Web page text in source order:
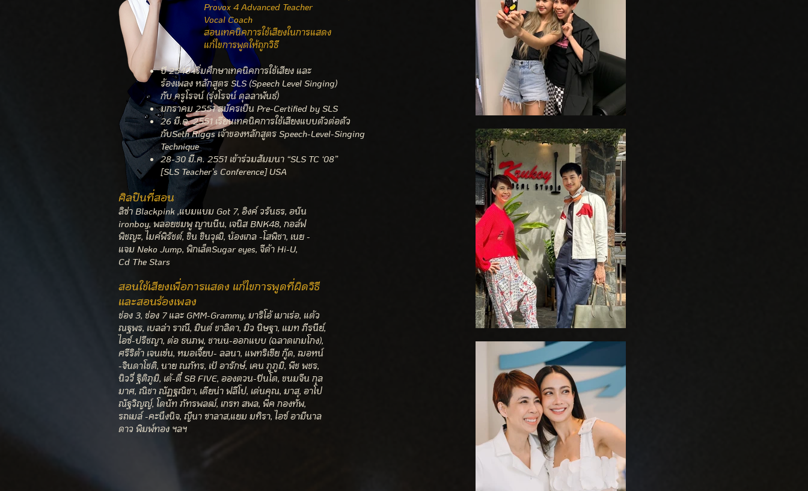
Provox 4 Advanced Teacher
Vocal Coach
สอนเทคนิคการใช้เสียงในการแสดง
แก้ไขการพูดให้ถูกวิธี
ปี 2540 เริ่มศึกษาเทคนิคการใช้เสียง และ
ร้องเพลง หลักสูตร SLS (Speech Level Singing)
กับ ครูโรจน์ (รุ่งโรจน์ ดุลลาพันธ์)
มกราคม 2551 สมัครเป็น Pre-Certified by SLS
26 มี.ค. 2551 เรียนเทคนิคการใช้เสียงแบบตัวต่อตัว
กับSeth Riggs เจ้าของหลักสูตร Speech-Level-Singing
Technique
28-30 มี.ค. 2551 เข้าร่วมสัมมนา “SLS TC ‘08”
[SLS Teacher’s Conference] USA
ศิลปินที่สอน
ลิซ่า Blackpink ,แบมแบม Got 7, อิงค์ วรันธร, อนัน
ironboy, พลอยชมพู ญานนีน, เจนิส BNK48, กอล์ฟ
พิชญะ, ไมค์พิรัชต์, ชิน ชินวุฒิ, น้องเกล -โสพิชา, เนย -
แจม Neko Jump, พิกเล็ตSugar eyes, จีด้า Hi-U,
Cd The Stars
สอนใช้เสียงเพื่อการแสดง แก้ไขการพูดที่ผิดวิธี
และสอนร้องเพลง
ช่อง 3, ช่อง 7 และ GMM-Grammy, มาริโอ้ เมาเร่อ, แต้ว
ณฐพร, เบลล่า ราณี, มินต์ ชาลิดา, มิว นิษฐา, แมท ภีรนีย์,
ไอซ์-ปรีชญา, ต่อ ธนภพ, ชานน-ออกแบบ (ฉลาดเกมโกง),
ศรีริต้า เจนเซ่น, หมอเจี๊ยบ- ลลนา, แพทริเซีย กู๊ด, ฌอหน์
-จินดาโชติ, นาย ณภัทร, เป้ อารักษ์, เคน ภูภูมิ, พีช พชร,
นิววี่ ฐิติภูมิ, เต้-ตี๋ SB FIVE, อองตวน-ปินโต, ขนมจีน กุล
มาศ, ณิชา ณัฏฐณิชา, เดียน่า ฟลีโป, เด่นคุณ, มาสุ, อาโป
ณัฐวิญญ์, โดนัท ภัทรพลฒ์, เกรท สพล, พีค กองทัพ,
รถเมล์ -คะนึงนิจ, ญีนา ซาลาส,แยม มทิรา, ไอซ์ อามีนาล
ดาว พิมพ์ทอง ฯลฯ